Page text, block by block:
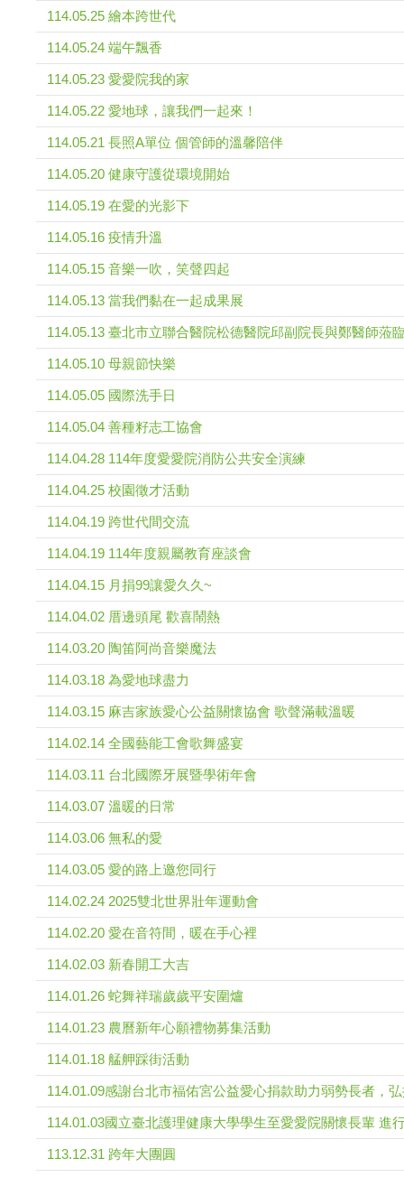
114.05.25 繪本跨世代
114.05.24 端午飄香
114.05.23 愛愛院我的家
114.05.22 愛地球，讓我們一起來！
114.05.21 長照A單位 個管師的溫馨陪伴
114.05.20 健康守護從環境開始
114.05.19 在愛的光影下
114.05.16 疫情升溫
114.05.15 音樂一吹，笑聲四起
114.05.13 當我們黏在一起成果展
114.05.13 臺北市立聯合醫院松德醫院邱副院長與鄭醫師蒞
114.05.10 母親節快樂
114.05.05 國際洗手日
114.05.04 善種籽志工協會
114.04.28 114年度愛愛院消防公共安全演練
114.04.25 校園徵才活動
114.04.19 跨世代間交流
114.04.19 114年度親屬教育座談會
114.04.15 月捐99讓愛久久~
114.04.02 厝邊頭尾 歡喜鬧熱
114.03.20 陶笛阿尚音樂魔法
114.03.18 為愛地球盡力
114.03.15 麻吉家族愛心公益關懷協會 歌聲滿載溫暖
114.02.14 全國藝能工會歌舞盛宴
114.03.11 台北國際牙展暨學術年會
114.03.07 溫暖的日常
114.03.06 無私的愛
114.03.05 愛的路上邀您同行
114.02.24 2025雙北世界壯年運動會
114.02.20 愛在音符間，暖在手心裡
114.02.03 新春開工大吉
114.01.26 蛇舞祥瑞歲歲平安圍爐
114.01.23 農曆新年心願禮物募集活動
114.01.18 艋舺踩街活動
114.01.09感謝台北市福佑宮公益愛心捐款助力弱勢長者，
114.01.03國立臺北護理健康大學學生至愛愛院關懷長輩 進
113.12.31 跨年大團圓